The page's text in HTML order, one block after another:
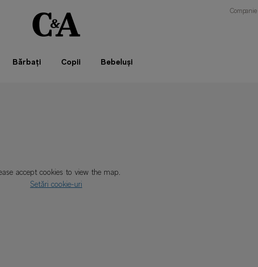
Companie
Bărbați Copii Bebeluși
accept cookies to view the map.
Setări cookie-uri